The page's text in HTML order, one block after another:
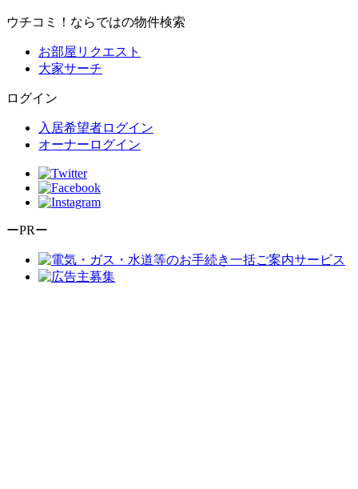
ウチコミ！ならではの物件検索
お部屋リクエスト
大家サーチ
ログイン
入居希望者ログイン
オーナーログイン
ーPRー